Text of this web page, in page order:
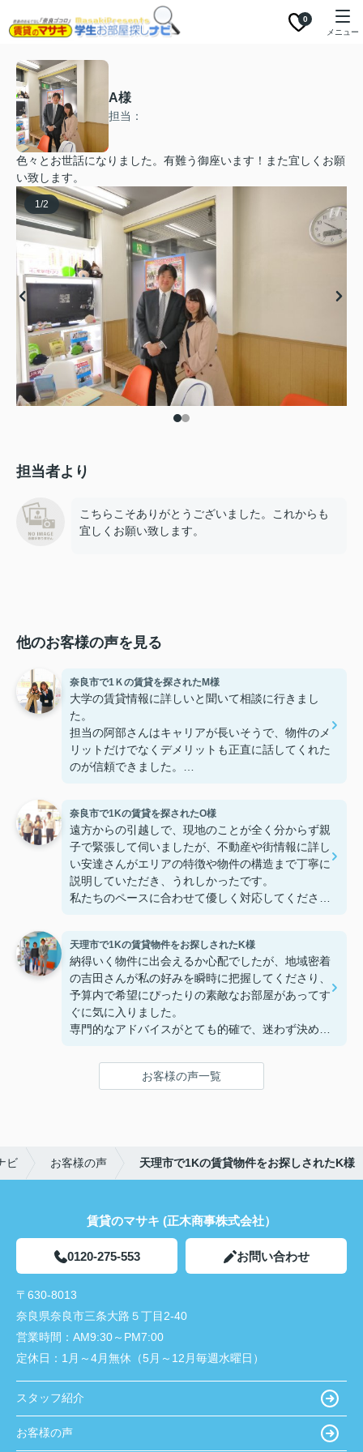
0
メニュー
A様
担当：
色々とお世話になりました。有難う御座います！また宜しくお願
い致します。
1/2
担当者より
こちらこそありがとうございました。これからも
宜しくお願い致します。
他のお客様の声を見る
奈良市で1Ｋの賃貸を探されたM様
大学の賃貸情報に詳しいと聞いて相談に行きまし
た。
担当の阿部さんはキャリアが長いそうで、物件のメ
リットだけでなくデメリットも正直に話してくれた
のが信頼できました。
す。
奈良市で1Kの賃貸を探されたO様
遠方からの引越しで、現地のことが全く分からず親
子で緊張して伺いましたが、不動産や街情報に詳し
い安達さんがエリアの特徴や物件の構造まで丁寧に
説明していただき、うれしかったです。
私たちのペースに合わせて優しく対応してくださっ
り、感謝しています。安達さん、ありがとうござい
ました！
天理市で1Kの賃貸物件をお探しされたK様
納得いく物件に出会えるか心配でしたが、地域密着
の吉田さんが私の好みを瞬時に把握してくださり、
予算内で希望にぴったりの素敵なお部屋があってす
ぐに気に入りました。
専門的なアドバイスがとても的確で、迷わず決める
鍵の受け取りのときに、また元気(o・・o)/~お店に
お客様の声一覧
ビ お客様の声 天理市で1Kの賃貸物件をお探しされたK様
賃貸のマサキ (正木商事株式会社）
0120-275-553 お問い合わせ
〒630-8013
奈良県奈良市三条大路５丁目2-40
営業時間： AM9:30～PM7:00
定休日： 1月～4月無休（5月～12月毎週水曜日）
スタッフ紹介
お客様の声